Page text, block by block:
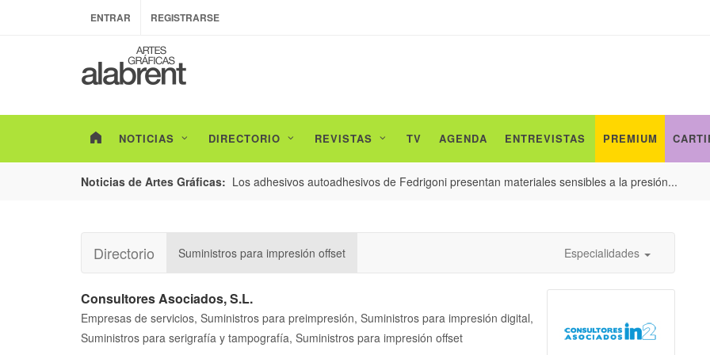
ENTRAR REGISTRARSE
NOTICIAS DIRECTORIO REVISTAS TV AGENDA ENTREVISTAS PREMIUM
Noticias de Artes Gráficas:
de envases con un nuevo estudio de Los adhesivos autoadhesivos de Fedrigoni presentan materiales sensibles a la presión...
Directorio Suministros para impresión offset Especialidades
Consultores Asociados, S.L.
Empresas de servicios, Suministros para preimpresión, Suministros para impresión digital,
Suministros para serigrafía y tampografía, Suministros para impresión offset